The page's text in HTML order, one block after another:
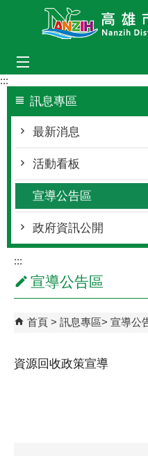
跳到主要內容區塊
:::
訊息專區
最新消息
活動看板
宣導公告區
政府資訊公開
:::
宣導公告區
首頁 訊息專區 宣導公
資源回收政策宣導